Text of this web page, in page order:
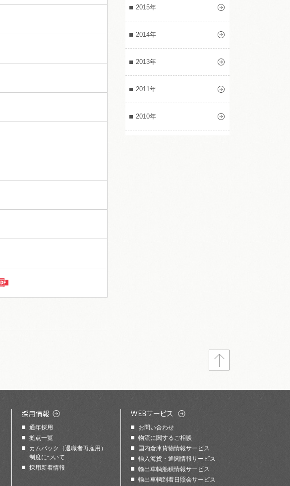
2015年
2014年
2013年
2011年
2010年
通年採用
拠点一覧
カムバック（退職者再雇用）
制度について
採用新着情報
お問い合わせ
物流に関するご相談
国内倉庫貨物情報サービス
輸入海貨・通関情報サービス
輸出車輌船積情報サービス
輸出車輌到着日照会サービス